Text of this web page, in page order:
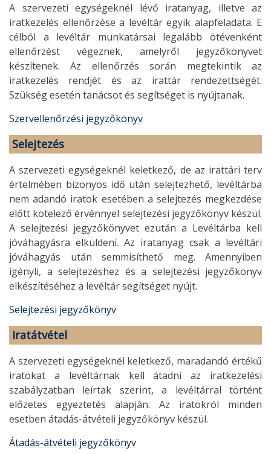
A szervezeti egységeknél lévő iratanyag, illetve az
iratkezelés ellenőrzése a levéltár egyik alapfeladata. E
célból a levéltár munkatársai legalább ötévenként
ellenőrzést végeznek, amelyről jegyzőkönyvet
készítenek. Az ellenőrzés során megtekintik az
iratkezelés rendjét és az irattár rendezettségét.
Szükség esetén tanácsot és segítséget is nyújtanak.
Szervellenőrzési jegyzőkönyv
Selejtezés
A szervezeti egységeknél keletkező, de az irattári terv
értelmében bizonyos idő után selejtezhető, levéltárba
nem adandó iratok esetében a selejtezés megkezdése
előtt kötelező érvénnyel selejtezési jegyzőkönyv készül.
A selejtezési jegyzőkönyvet ezután a Levéltárba kell
jóváhagyásra elküldeni. Az iratanyag csak a levéltári
jóváhagyás után semmisíthető meg. Amennyiben
igényli, a selejtezéshez és a selejtezési jegyzőkönyv
elkészítéséhez a levéltár segítséget nyújt.
Selejtezési jegyzőkönyv
Iratátvétel
A szervezeti egységeknél keletkező, maradandó értékű
iratokat a levéltárnak kell átadni az iratkezelési
szabályzatban leírtak szerint, a levéltárral történt
előzetes egyeztetés alapján. Az iratokról minden
esetben átadás-átvételi jegyzőkönyv készül.
Átadás-átvételi jegyzőkönyv